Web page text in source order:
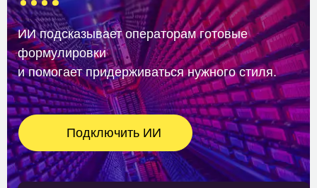
ИИ подсказывает операторам готовые
формулировки
и помогает придерживаться нужного стиля.
Подключить ИИ